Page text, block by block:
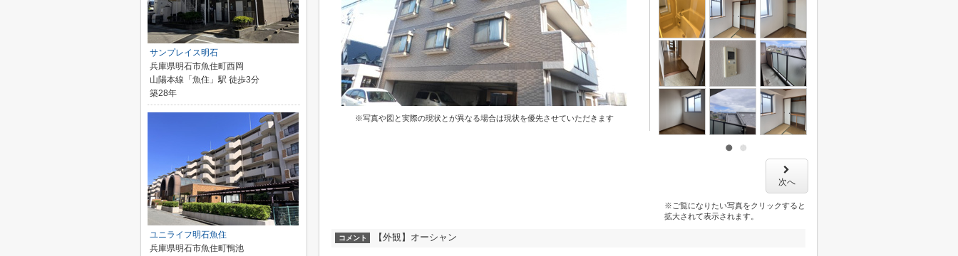
※写真や図と実際の現状とが異なる場合は現状を優先させていただきます
次へ
※ご覧になりたい写真をクリックすると
拡大されて表示されます。
コメント 【外観】オーシャン
サンプレイス明石
兵庫県明石市魚住町西岡
山陽本線「魚住」駅 徒歩3分
築28年
ユニライフ明石魚住
兵庫県明石市魚住町鴨池